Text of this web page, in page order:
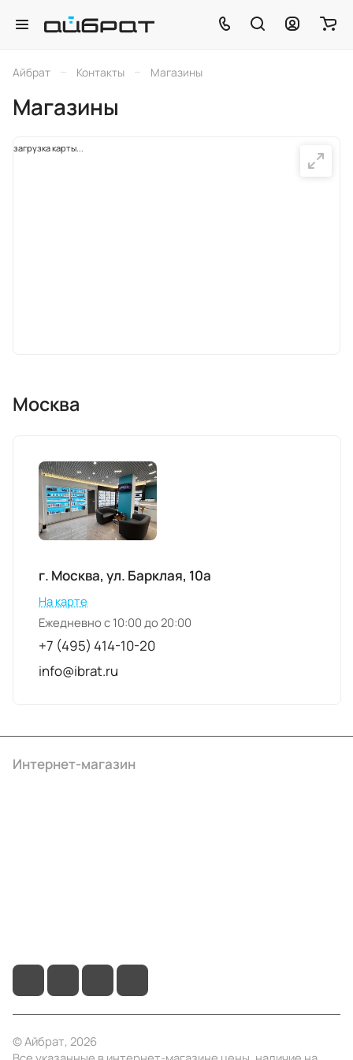
Айбрат – Контакты – Магазины
Магазины
загрузка карты...
Москва
г. Москва, ул. Барклая, 10а
На карте
Ежедневно с 10:00 до 20:00
+7 (495) 414-10-20
info@ibrat.ru
Интернет-магазин
© Айбрат, 2026